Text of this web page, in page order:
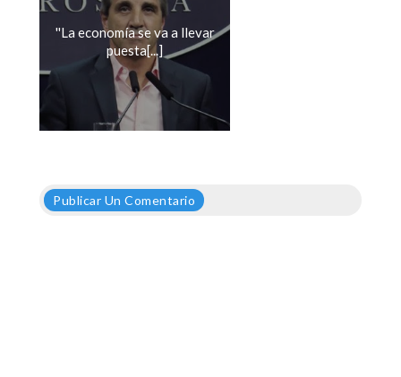
''La economía se va a llevar
puesta[...]
Publicar Un Comentario